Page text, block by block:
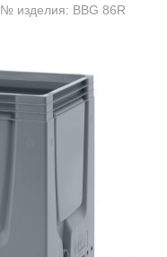
BBG 86R